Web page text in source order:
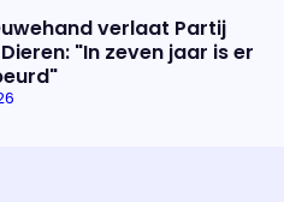
verlaat Partij
"In zeven jaar is er